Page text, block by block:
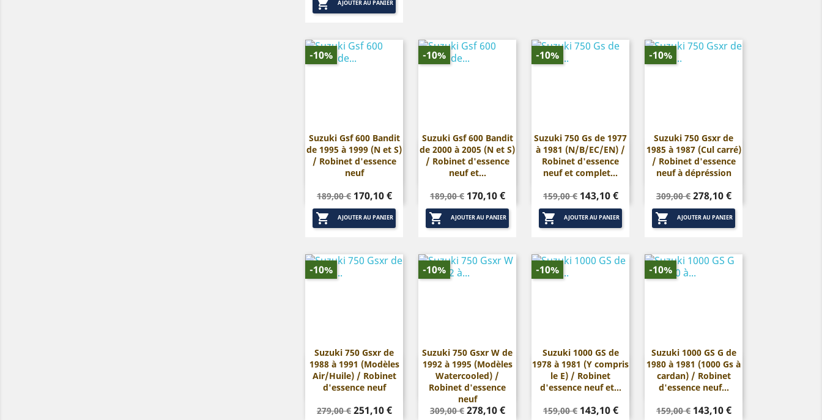
base
 AJOUTER AU PANIER
Suzuki Gsf 600 Bandit
de 1995 à 1999 (N et S)
/ Robinet d'essence
neuf
Prix
de
base
189,00 € Prix
170,10 €
 AJOUTER AU PANIER
-10%
Aperçu rapide
Suzuki Gsf 600 Bandit
de 2000 à 2005 (N et S)
/ Robinet d'essence
neuf et...
Prix
de
base
189,00 € Prix
170,10 €
 AJOUTER AU PANIER
-10%
Aperçu rapide
Suzuki 750 Gs de 1977
à 1981 (N/B/EC/EN) /
Robinet d'essence
neuf et complet...
Prix
de
base
159,00 € Prix
143,10 €
 AJOUTER AU PANIER
-10%
Aperçu rapide
Suzuki 750 Gsxr de
1985 à 1987 (Cul carré)
/ Robinet d'essence
neuf à dépréssion
Prix
de
base
309,00 € Prix
278,10 €
 AJOUTER AU PANIER
-10%
Aperçu rapide
Suzuki 750 Gsxr de
1988 à 1991 (Modèles
Air/Huile) / Robinet
d'essence neuf
Prix
279,00 € Prix
251,10 €
-10%
Aperçu rapide
Suzuki 750 Gsxr W de
1992 à 1995 (Modèles
Watercooled) /
Robinet d'essence
neuf
Prix
309,00 € Prix
278,10 €
-10%
Aperçu rapide
Suzuki 1000 GS de
1978 à 1981 (Y compris
le E) / Robinet
d'essence neuf et...
Prix
159,00 € Prix
143,10 €
-10%
Aperçu rapide
Suzuki 1000 GS G de
1980 à 1981 (1000 Gs à
cardan) / Robinet
d'essence neuf...
Prix
159,00 € Prix
143,10 €
-10%
Aperçu rapide